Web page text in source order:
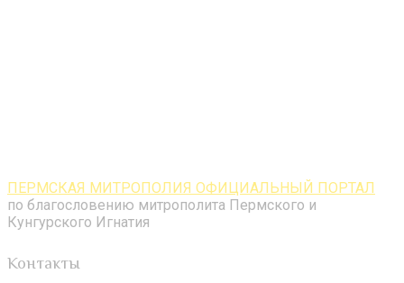
ПЕРМСКАЯ МИТРОПОЛИЯ ОФИЦИАЛЬНЫЙ ПОРТАЛ
по благословению митрополита Пермского и
Кунгурского Игнатия
Контакты